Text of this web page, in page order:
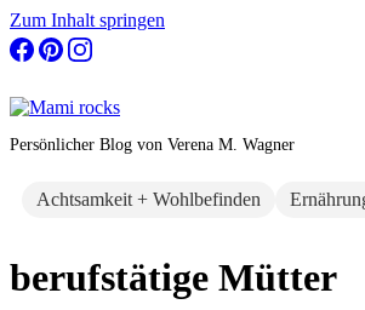
Zum Inhalt springen
Persönlicher Blog von Verena M. Wagner
Achtsamkeit + Wohlbefinden
berufstätige Mütter